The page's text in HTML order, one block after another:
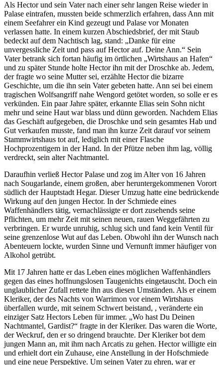
Als Hector und sein Vater nach einer sehr langen Reise wieder in
Palase eintrafen, mussten beide schmerzlich erfahren, dass Ann mit
einem Seefahrer ein Kind gezeugt und Palase vor Monaten
verlassen hatte. In einem kurzen Abschiedsbrief, der mit Staub
bedeckt auf dem Nachtisch lag, stand: „Danke für eine
unvergessliche Zeit und pass auf Hector auf. Deine Ann.“ Sein
Vater betrank sich fortan häufig im örtlichen „Wirtshaus an Hafen“
und zu später Stunde holte Hector ihn mit der Droschke ab. Jedem,
der fragte wo seine Mutter sei, erzählte Hector die bizarre
Geschichte, um die ihn sein Vater gebeten hatte. Ann sei bei einem
tragischen Wolfsangriff nahe Wengord getötet worden, so solle er es
verkünden. Ein paar Jahre später, erkannte Elias sein Sohn nicht
mehr und seine Haut war blass und dünn geworden. Nachdem Elias
das Geschäft aufgegeben, die Droschke und sein gesamtes Hab und
Gut verkaufen musste, fand man ihn kurze Zeit darauf vor seinem
Stammwirtshaus tot auf, lediglich mit einer Flasche
Hochprozentigem in der Hand. In der Pfütze neben ihm lag, völlig
verdreckt, sein alter Nachtmantel.
Daraufhin verließ Hector Palase und zog im Alter von 16 Jahren
nach Sougarlande, einem großen, aber heruntergekommenen Vorort
südlich der Hauptstadt Hegar. Dieser Umzug hatte eine bedrückende
Wirkung auf den jungen Hector. In der Schmiede eines
Waffenhändlers tätig, vernachlässigte er dort zusehends seine
Pflichten, um mehr Zeit mit seinen neuen, rauen Weggefährten zu
verbringen. Er wurde unruhig, schlug sich und fand kein Ventil für
seine grenzenlose Wut auf das Leben. Obwohl ihn der Wunsch nach
Abenteuern lockte, wurden Sinne und Vernunft immer häufiger von
Alkohol getrübt.
Mit 17 Jahren hatte er das Leben eines möglichen Waffenhändlers
gegen das eines hoffnungslosen Taugenichts eingetauscht. Doch ein
unglaublicher Zufall rettete ihn aus diesen Umständen. Als er einem
Kleriker, der des Nachts von Warrimon vor einem Wirtshaus
überfallen wurde, mit seinem Schwert beistand, , veränderte ein
einziger Satz Hectors Leben für immer. „Wo hast Du Deinen
Nachtmantel, Gardist?“ fragte in der Kleriker. Das waren die Worte,
der Weckruf, den er so dringend brauchte. Der Kleriker bot dem
jungen Mann an, mit ihm nach Arcatis zu gehen. Hector willigte ein
und erhielt dort ein Zuhause, eine Anstellung in der Hofschmiede
und eine neue Perspektive. Um seinen Vater zu ehren, war er